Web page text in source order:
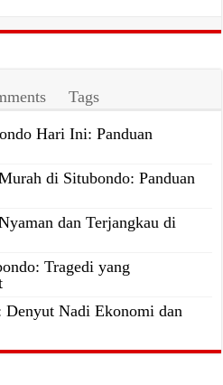
Tags
Hari Ini: Panduan
di Situbondo: Panduan
dan Terjangkau di
Tragedi yang
Denyut Nadi Ekonomi dan